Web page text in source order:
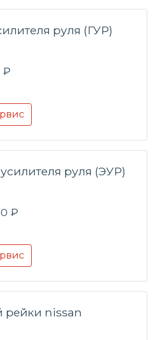
руля (ГУР)
₽
руля (ЭУР)
₽
рейки nissan